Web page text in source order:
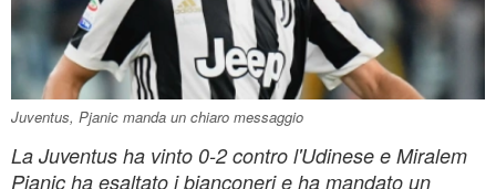
Juventus, Pjanic manda un chiaro messaggio
La Juventus ha vinto 0-2 contro l'Udinese e Miralem
Pjanic ha esaltato i bianconeri e ha mandato un